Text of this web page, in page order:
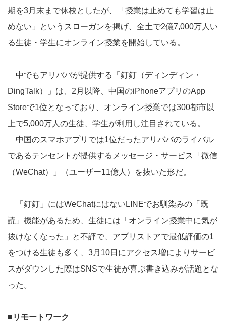
期を3月末まで休校としたが、「授業は止めても学習は止
めない」というスローガンを掲げ、全土で2億7,000万人い
る生徒・学生にオンライン授業を開始している。
中でもアリババが提供する「釘釘（ディンディン・
DingTalk）」は、2月以降、中国のiPhoneアプリのApp
Storeで1位となっており、オンライン授業では300都市以
上で5,000万人の生徒、学生が利用し注目されている。
中国のスマホアプリでは1位だったアリババのライバル
であるテンセントが提供するメッセージ・サービス「微信
（WeChat）」（ユーザー11億人）を抜いた形だ。
「釘釘」にはWeChatにはないLINEでお馴染みの「既
読」機能があるため、生徒には「オンライン授業中に気が
抜けなくなった」と不評で、アプリストアで最低評価の1
をつける生徒も多く、3月10日にアクセス増によりサービ
スがダウンした際はSNSで生徒が喜ぶ書き込みが話題とな
った。
■リモートワーク